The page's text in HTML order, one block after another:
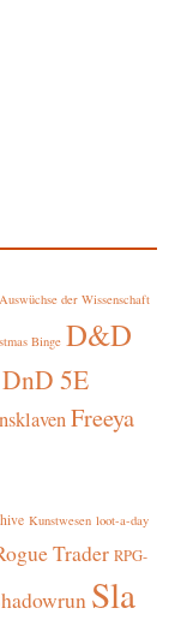
Auswüchse der Wissenschaft
Binge D&D
DnD 5E
Freeya
Kunstwesen loot-a-day
Trader RPG-
Sla